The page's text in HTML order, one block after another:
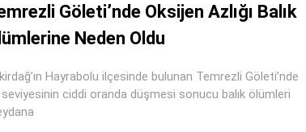
Göleti’nde Oksijen Azlığı Balık
Neden Oldu
Hayrabolu ilçesinde bulunan Temrezli Göleti’nde
ciddi oranda düşmesi sonucu balık ölümleri